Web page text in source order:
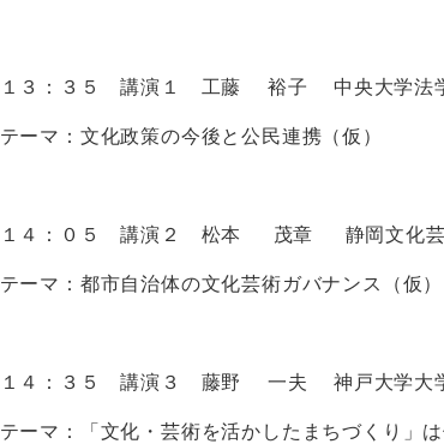
１３：３５ 講演１ 工藤 裕子 中央大学法
テーマ：文化政策の今後と公民連携（仮）
１４：０５ 講演２ 松本 茂章 静岡文化芸術
テーマ：都市自治体の文化芸術ガバナンス（仮）
１４：３５ 講演３ 藤野 一夫 神戸大学大学
テーマ：「文化・芸術を活かしたまちづくり」